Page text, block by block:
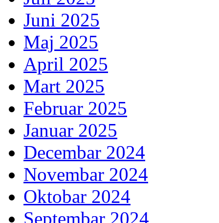
Juni 2025
Maj 2025
April 2025
Mart 2025
Februar 2025
Januar 2025
Decembar 2024
Novembar 2024
Oktobar 2024
Septembar 2024